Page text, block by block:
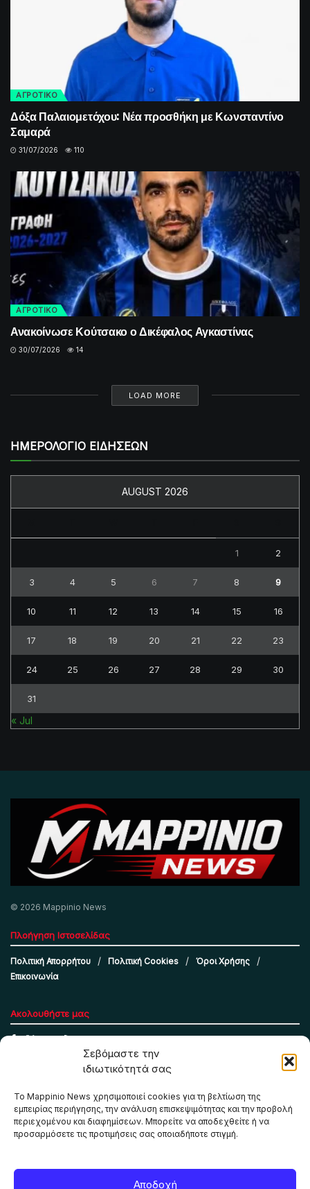
Σεβόμαστε την
ιδιωτικότητά σας
Το Mappinio News χρησιμοποιεί cookies για τη βελτίωση της
εμπειρίας περιήγησης, την ανάλυση επισκεψιμότητας και την προβολή
περιεχομένου και διαφημίσεων. Μπορείτε να αποδεχθείτε ή να
προσαρμόσετε τις προτιμήσεις σας οποιαδήποτε στιγμή.
Αποδοχή
ΑΓΡΟΤΙΚΟ
Δόξα Παλαιομετόχου: Νέα προσθήκη με Κωνσταντίνο
Σαμαρά
31/07/2026 110
ΑΓΡΟΤΙΚΟ
Ανακοίνωσε Κούτσακο ο Δικέφαλος Αγκαστίνας
30/07/2026 14
LOAD MORE
ΗΜΕΡΟΛΟΓΙΟ ΕΙΔΗΣΕΩΝ
AUGUST 2026
1 2
3 4 5 6 7 8 9
10 11 12 13 14 15 16
17 18 19 20 21 22 23
24 25 26 27 28 29 30
31
« Jul
© 2026 Mappinio News
Πλοήγηση Ιστοσελίδας
Πολιτική Απορρήτου Πολιτική Cookies
Όροι Χρήσης
Επικοινωνία
Ακολουθήστε μας
Το Mappinio.net χρησιμοποιεί cookies για τη σωστή